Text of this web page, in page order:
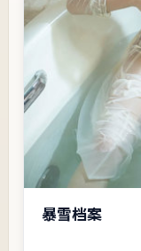
暴雪档案